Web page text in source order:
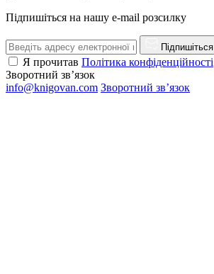
Підпишіться на нашу e-mail розсилку
Підпишіться
Я прочитав Політика конфіденційності
Зворотний зв’язок
info@knigovan.com Зворотний зв’язок